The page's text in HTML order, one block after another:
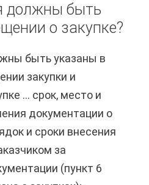
должны быть
о закупке?
быть указаны в
закупки и
... срок, место и
документации о
и сроки внесения
за
(пункт 6